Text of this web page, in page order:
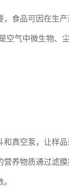
食品可因在生
空气中微生物、
真空泵，让样
养物质通过滤